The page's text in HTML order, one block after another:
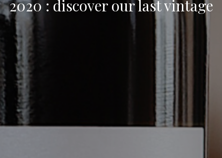
2020 : discover our last vintage